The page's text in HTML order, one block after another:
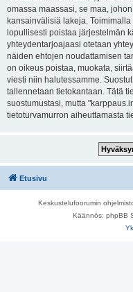
omassa maassasi, se maa,
kansainvälisiä lakeja.
lopullisesti poistaa järjestelmän
yhteydentarjoajaasi otetaan
näiden ehtojen noudattamisen
on oikeus poistaa, muokata,
viesti niin halutessamme.
tallennetaan tietokantaan. Tätä
suostumustasi, mutta
tietoturvamurron aiheuttamasta
Etusivu
Keskustelufoorumin
Käännös: phpBB